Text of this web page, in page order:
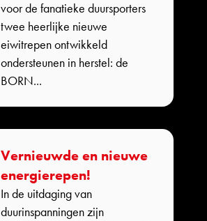
voor de fanatieke duursporters
twee heerlijke nieuwe
eiwitrepen ontwikkeld
ondersteunen in herstel: de
BORN...
Vernieuwde en nieuwe
energierepen!
In de uitdaging van
duurinspanningen zijn